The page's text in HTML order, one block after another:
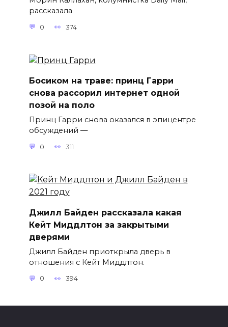
рассказала
0 374
Босиком на траве: принц Гарри
снова рассорил интернет одной
позой на поло
Принц Гарри снова оказался в эпицентре
обсуждений —
0 311
Джилл Байден рассказала какая
Кейт Миддлтон за закрытыми
дверями
Джилл Байден приоткрыла дверь в
отношения с Кейт Миддлтон.
0 394